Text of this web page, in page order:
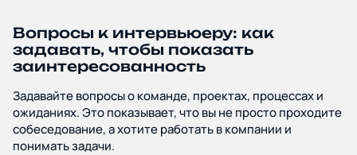
Вопросы к интервьюеру: как
задавать, чтобы показать
заинтересованность
Задавайте вопросы о команде, проектах, процессах и
ожиданиях. Это показывает, что вы не просто проходите
собеседование, а хотите работать в компании и
понимать задачи.